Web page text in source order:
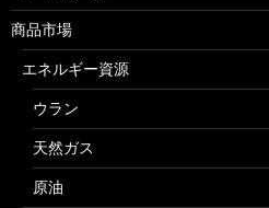
商品市場
エネルギー資源
ウラン
天然ガス
原油